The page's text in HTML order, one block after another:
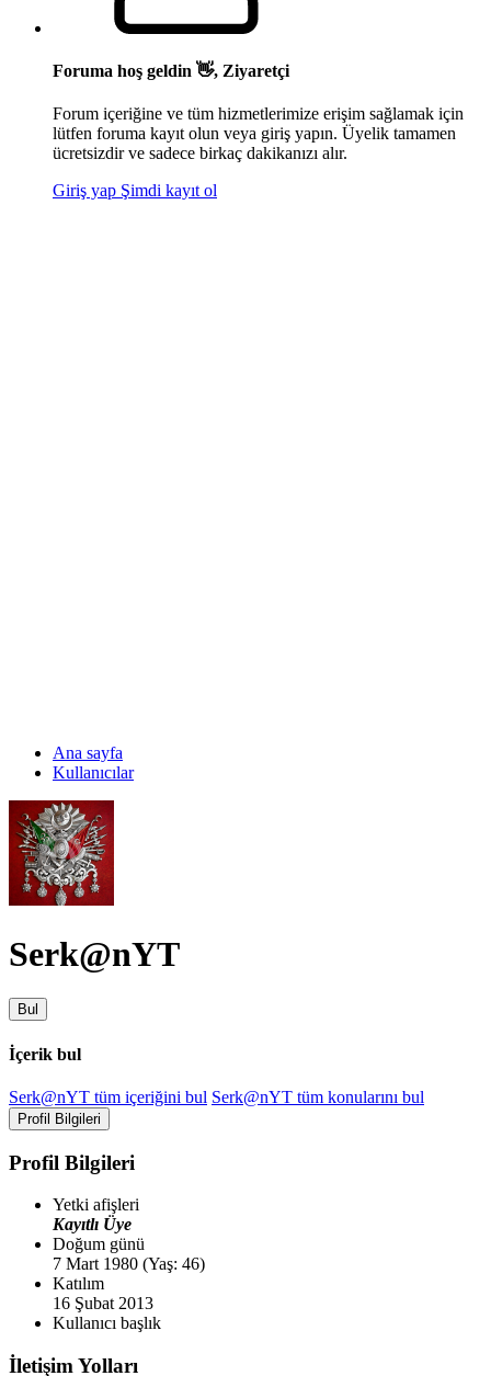
Foruma hoş geldin 👋, Ziyaretçi
Forum içeriğine ve tüm hizmetlerimize erişim sağlamak için
lütfen foruma kayıt olun veya giriş yapın. Üyelik tamamen
ücretsizdir ve sadece birkaç dakikanızı alır.
Giriş yap Şimdi kayıt ol
Ana sayfa
Kullanıcılar
Serk@nYT
Bul
İçerik bul
Serk@nYT tüm içeriğini bul Serk@nYT tüm konularını bul
Profil Bilgileri
Profil Bilgileri
Yetki afişleri
Kayıtlı Üye
Doğum günü
7 Mart 1980 (Yaş: 46)
Katılım
16 Şubat 2013
Kullanıcı başlık
İletişim Yolları